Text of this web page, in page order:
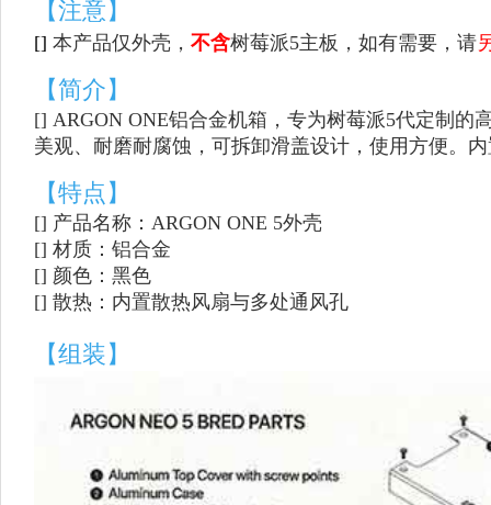
【注意】
[] 本产品仅外壳， 不含树莓派5主板，如有需要，请
【简介】
[] ARGON ONE铝合金机箱，专为树莓派5代定制
美观、耐磨耐腐蚀，可拆卸滑盖设计，使用方便。
【特点】
[] 产品名称： ARGON ONE 5外壳
[] 材质：铝合金
[] 颜色：黑色
[] 散热：内置散热风扇与多处通风孔
【组装】